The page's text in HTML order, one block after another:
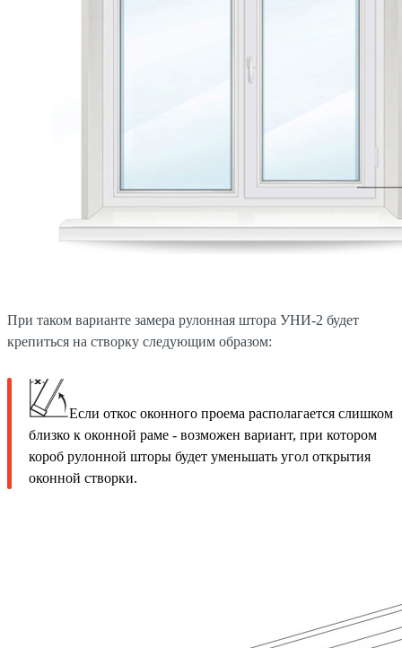
При таком варианте замера рулонная штора УНИ-2 будет
крепиться на створку следующим образом:
Если откос оконного проема располагается слишком
близко к оконной раме - возможен вариант, при котором
короб рулонной шторы будет уменьшать угол открытия
оконной створки.